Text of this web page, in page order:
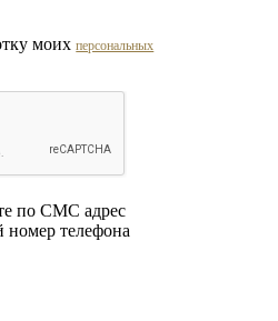
моихперсональных
по СМС адрес
номер телефона